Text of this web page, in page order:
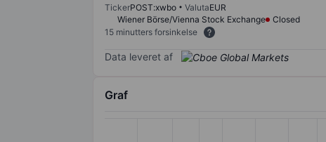
TickerPOST:xwbo ValutaEUR
Wiener Börse/Vienna Stock Exchange
Closed
15 minutters forsinkelse
Data leveret af
Graf